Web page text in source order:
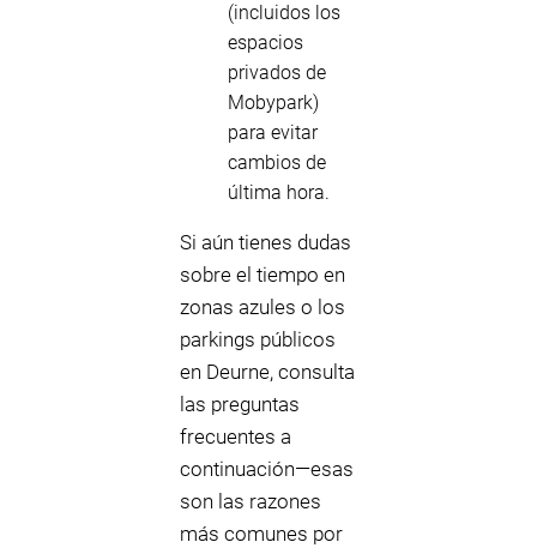
(incluidos los
espacios
privados de
Mobypark)
para evitar
cambios de
última hora.
Si aún tienes dudas
sobre el tiempo en
zonas azules o los
parkings públicos
en Deurne, consulta
las preguntas
frecuentes a
continuación—esas
son las razones
más comunes por